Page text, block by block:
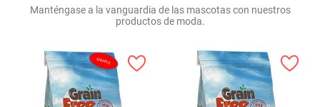
Manténgase a la vanguardia de las mascotas con nuestros
productos de moda.